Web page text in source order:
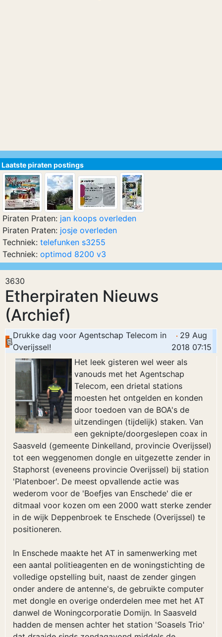
3630
Etherpiraten Nieuws
(Archief)
Drukke dag voor Agentschap Telecom in
Overijssel!
29 Aug
2018 07:15
Het leek gisteren wel weer als
vanouds met het Agentschap
Telecom, een drietal stations
moesten het ontgelden en konden
door toedoen van de BOA's de
uitzendingen (tijdelijk) staken. Van
een geknipte/doorgeslepen coax in
Saasveld (gemeente Dinkelland, provincie Overijssel)
tot een weggenomen dongle en uitgezette zender in
Staphorst (eveneens provincie Overijssel) bij station
'Platenboer'. De meest opvallende actie was
wederom voor de 'Boefjes van Enschede' die er
ditmaal voor kozen om een 2000 watt sterke zender
in de wijk Deppenbroek te Enschede (Overijssel) te
positioneren.
In Enschede maakte het AT in samenwerking met
een aantal politieagenten en de woningstichting de
volledige opstelling buit, naast de zender gingen
onder andere de antenne's, de gebruikte computer
met dongle en overige onderdelen mee met het AT
danwel de Woningcorporatie Domijn. In Saasveld
hadden de mensen achter het station 'Soasels Trio'
Laatste piraten postings
Piraten Praten: jan koops overleden
Piraten Praten: josje overleden
Techniek: telefunken s3255
Techniek: optimod 8200 v3